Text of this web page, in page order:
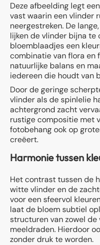
Deze afbeelding legt
vast waarin een vlinder
neergestreken. De
lijken de vlinder bijna te
bloemblaadjes een
combinatie van flora en
natuurlijke balans en
iedereen die houdt van
Door de geringe
vlinder als de spinlelie
achtergrond zacht
rustige compositie met
fotobehang ook op
creëert.
Harmonie tussen
Het contrast tussen de
witte vlinder en de
voor een sfeervol
laat de bloem subtiel
structuren van zowel de
meeldraden. Hierdoor
zonder druk te worden.